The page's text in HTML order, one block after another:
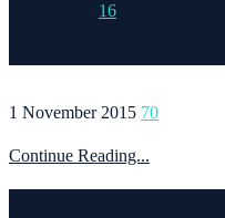
16
1 November 2015 70
Continue Reading...